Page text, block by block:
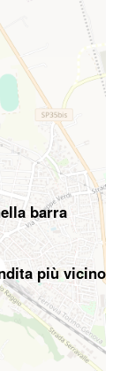
barra
più vicino